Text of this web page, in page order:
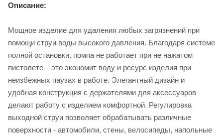
Описание:
Мощное изделие для удаления любых загрязнений при
помощи струи воды высокого давления. Благодаря системе
полной остановки, помпа не работает при не нажатом
пистолете – это экономит воду и ресурс изделия при
неизбежных паузах в работе. Элегантный дизайн и
удобная конструкция с держателями для аксессуаров
делают работу с изделием комфортной. Регулировка
выходной струи позволяет обрабатывать различные
поверхности - автомобили, стены, велосипеды, напольные